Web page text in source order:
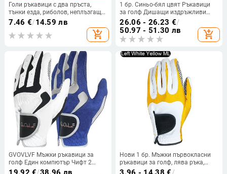
Голи ръкавици с два пръста,
тънки езда, риболов, неплъзгащ
се сензорен екран, половин
пръст, мъже и жени, пролет и
лято, защита от слънце
7.46 €/14.59 лв
add_shopping_cart
1 бр. Синьо-бял цвят Ръкавици
за голф Дишащи издръжливи
премиум материали Спортни
ръкавици за голф за мъже
Консумативи за голф с лява ръка
26.06 - 26.23 €/
50.97 - 51.30 лв
add_shopping_cart
GVOVLVF Мъжки ръкавици за
голф Един компютър Чифт 2
цветови опции Подобрена
Нови 1 бр. Мъжки първокласни
ръкавици за голф, лява ръка,
дясна ръка, дишащи ръкавици за